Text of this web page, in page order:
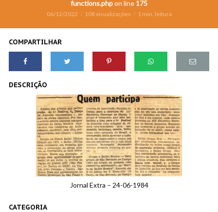
functions.phpon line 175
06/12/2022 108 visualizações 1 min. leitura
COMPARTILHAR
DESCRIÇÃO
Jornal Extra – 24-06-1984
CATEGORIA